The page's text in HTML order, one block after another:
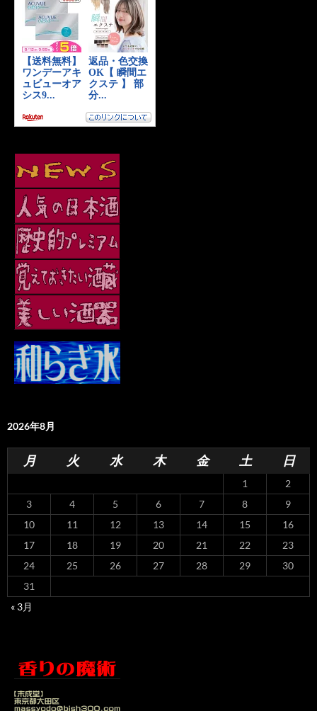
2026年8月
月 火 水 木 金 土 日
1
2
3
4 5 6 7 8
9
10
11 12 13 14 15
16
17
18 19 20 21 22
23
24
25 26 27 28 29
30
31
« 3月